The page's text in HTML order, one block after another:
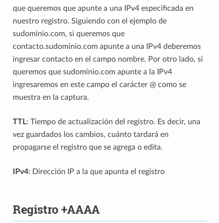
que queremos que apunte a una IPv4 especificada en
nuestro registro. Siguiendo con el ejemplo de
sudominio.com, si queremos que
contacto.sudominio.com apunte a una IPv4 deberemos
ingresar contacto en el campo nombre. Por otro lado, si
queremos que sudominio.com apunte a la IPv4
ingresaremos en este campo el carácter @ como se
muestra en la captura.
TTL: Tiempo de actualización del registro. Es decir, una
vez guardados los cambios, cuánto tardará en
propagarse el registro que se agrega o edita.
IPv4: Dirección IP a la que apunta el registro
Registro +AAAA